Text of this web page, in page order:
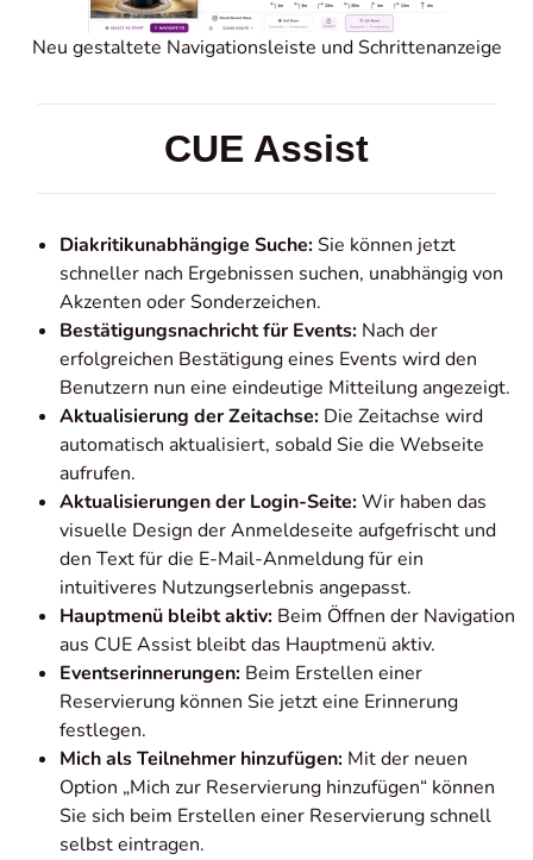
Neu gestaltete Navigationsleiste und Schrit­te­n­an­zeige
CUE Assist
Diakritikunabhängige Suche:Sie können jetzt
schneller nach Ergebnissen suchen, unabhängig von
Akzenten oder Sonderzeichen.
Bestätigungsnachricht für Events: Nach der
erfolgreichen Bestätigung eines Events wird den
Benutzern nun eine eindeutige Mitteilung angezeigt.
Aktualisierung der Zeitachse: Die Zeitachse wird
automatisch aktualisiert, sobald Sie die Webseite
aufrufen.
Aktualisierungen der Login-Seite:Wir haben das
visuelle Design der Anmeldeseite aufgefrischt und
den Text für die E-Mail-Anmeldung für ein
intuitiveres Nutzungserlebnis angepasst.
Hauptmenü bleibt aktiv: Beim Öffnen der Navigation
aus CUE Assist bleibt das Hauptmenü aktiv.
Eventserinnerungen: Beim Erstellen einer
Reservierung können Sie jetzt eine Erinnerung
festlegen.
Mich als Teilnehmer hinzufügen: Mit der neuen
Option „Mich zur Reservierung hinzufügen“ können
Sie sich beim Erstellen einer Reservierung schnell
selbst eintragen.